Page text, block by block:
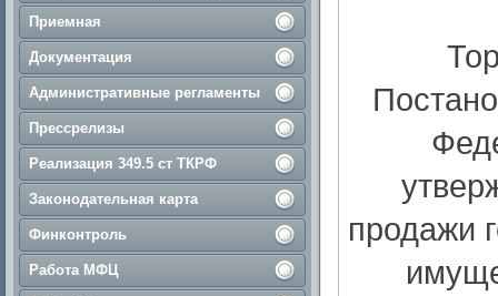
Приемная
Документация
Административные регламенты
Прессрелизы
Реализация 349.5 ст ТКРФ
Законодательная карта
Финконтроль
Работа МФЦ
продажи